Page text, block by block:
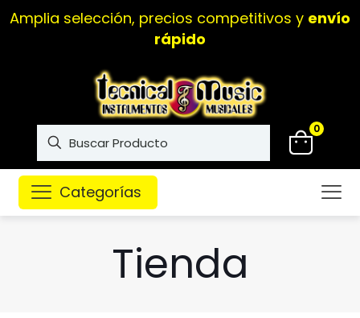
Amplia selección, precios competitivos y envío
rápido
0
Categorías
Tienda